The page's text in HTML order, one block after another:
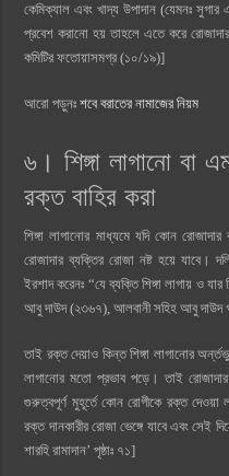
কেমিক্যাল এবং খাদ্য উপাদান (যেমনঃ
প্রবেশ করানো হয় তাহলে এতে করে
কমিটির ফতোয়াসমগ্র (১০/১৯)]
আরো পড়ুনঃশবে বরাতের নামাজের নিয়ম
৬। শিঙ্গা লাগানো বা
রক্ত বাহির করা
শিঙ্গা লাগানোর মাধ্যমে যদি কোন
রোজাদার ব্যক্তির রোজা নষ্ট হয়ে যাবে।
ইরশাদ করেনঃ “যে ব্যক্তি শিঙ্গা লাগায় ও
আবু দাউদ (২৩৬৭), আলবানী সহিহ আবু দাউদ
তাই রক্ত দেয়াও কিন্ত শিঙ্গা লাগানোর
লাগানোর মতো প্রভাব পড়ে। তাই
গুরুত্বপূর্ণ মুহূর্তে কোন রোগীকে রক্ত দেওয়া
রক্ত দানকারীর রোজা ভেঙ্গে যাবে এবং সেই
শারহি রামাদান’ পৃষ্ঠাঃ ৭১]